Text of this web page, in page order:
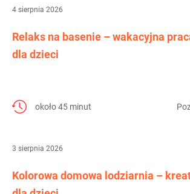
4 sierpnia 2026
Relaks na basenie – wakacyjna
dla dzieci
około 45 minut
3 sierpnia 2026
Kolorowa domowa lodziarnia –